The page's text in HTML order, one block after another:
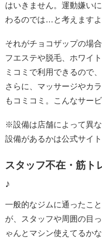
はいきません。運動嫌い
わるのでは…と考えますよ
それがチョコザップの場
フエステや脱毛、ホワイ
ミコミで利用できるので
さらに、マッサージやカ
もコミコミ。こんなサー
※設備は店舗によって異
設備があるかは公式サイ
スタッフ不在・筋ト
♪
一般的なジムに通ったこ
が、スタッフや周囲の目
ゃんとマシン使えてるか